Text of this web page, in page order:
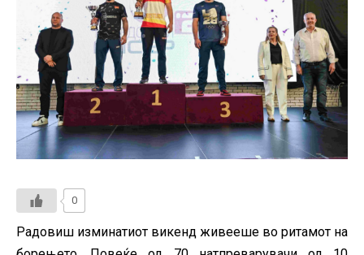
0
Радовиш изминатиот викенд живееше во ритамот на